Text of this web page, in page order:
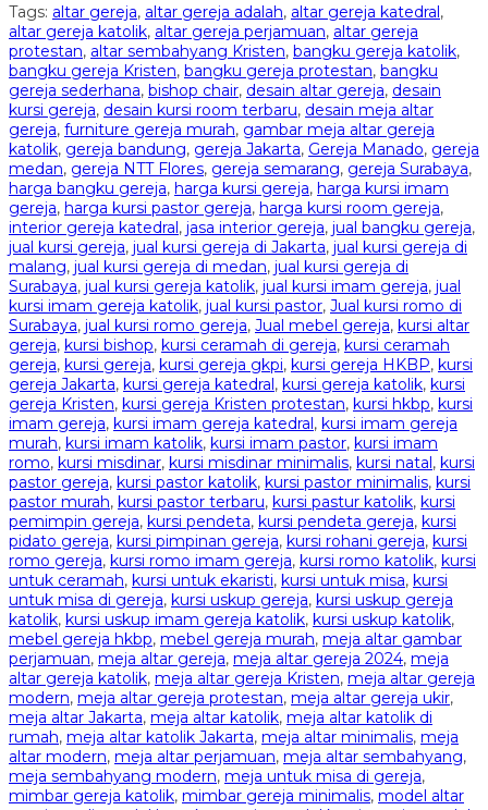
Tags: altar gereja, altar gereja adalah, altar gereja katedral,
altar gereja katolik, altar gereja perjamuan, altar gereja
protestan, altar sembahyang Kristen, bangku gereja katolik,
bangku gereja Kristen, bangku gereja protestan, bangku
gereja sederhana, bishop chair, desain altar gereja, desain
kursi gereja, desain kursi room terbaru, desain meja altar
gereja, furniture gereja murah, gambar meja altar gereja
katolik, gereja bandung, gereja Jakarta, Gereja Manado, gereja
medan, gereja NTT Flores, gereja semarang, gereja Surabaya,
harga bangku gereja, harga kursi gereja, harga kursi imam
gereja, harga kursi pastor gereja, harga kursi room gereja,
interior gereja katedral, jasa interior gereja, jual bangku gereja,
jual kursi gereja, jual kursi gereja di Jakarta, jual kursi gereja di
malang, jual kursi gereja di medan, jual kursi gereja di
Surabaya, jual kursi gereja katolik, jual kursi imam gereja, jual
kursi imam gereja katolik, jual kursi pastor, Jual kursi romo di
Surabaya, jual kursi romo gereja, Jual mebel gereja, kursi altar
gereja, kursi bishop, kursi ceramah di gereja, kursi ceramah
gereja, kursi gereja, kursi gereja gkpi, kursi gereja HKBP, kursi
gereja Jakarta, kursi gereja katedral, kursi gereja katolik, kursi
gereja Kristen, kursi gereja Kristen protestan, kursi hkbp, kursi
imam gereja, kursi imam gereja katedral, kursi imam gereja
murah, kursi imam katolik, kursi imam pastor, kursi imam
romo, kursi misdinar, kursi misdinar minimalis, kursi natal, kursi
pastor gereja, kursi pastor katolik, kursi pastor minimalis, kursi
pastor murah, kursi pastor terbaru, kursi pastur katolik, kursi
pemimpin gereja, kursi pendeta, kursi pendeta gereja, kursi
pidato gereja, kursi pimpinan gereja, kursi rohani gereja, kursi
romo gereja, kursi romo imam gereja, kursi romo katolik, kursi
untuk ceramah, kursi untuk ekaristi, kursi untuk misa, kursi
untuk misa di gereja, kursi uskup gereja, kursi uskup gereja
katolik, kursi uskup imam gereja katolik, kursi uskup katolik,
mebel gereja hkbp, mebel gereja murah, meja altar gambar
perjamuan, meja altar gereja, meja altar gereja 2024, meja
altar gereja katolik, meja altar gereja Kristen, meja altar gereja
modern, meja altar gereja protestan, meja altar gereja ukir,
meja altar Jakarta, meja altar katolik, meja altar katolik di
rumah, meja altar katolik Jakarta, meja altar minimalis, meja
altar modern, meja altar perjamuan, meja altar sembahyang,
meja sembahyang modern, meja untuk misa di gereja,
mimbar gereja katolik, mimbar gereja minimalis, model altar